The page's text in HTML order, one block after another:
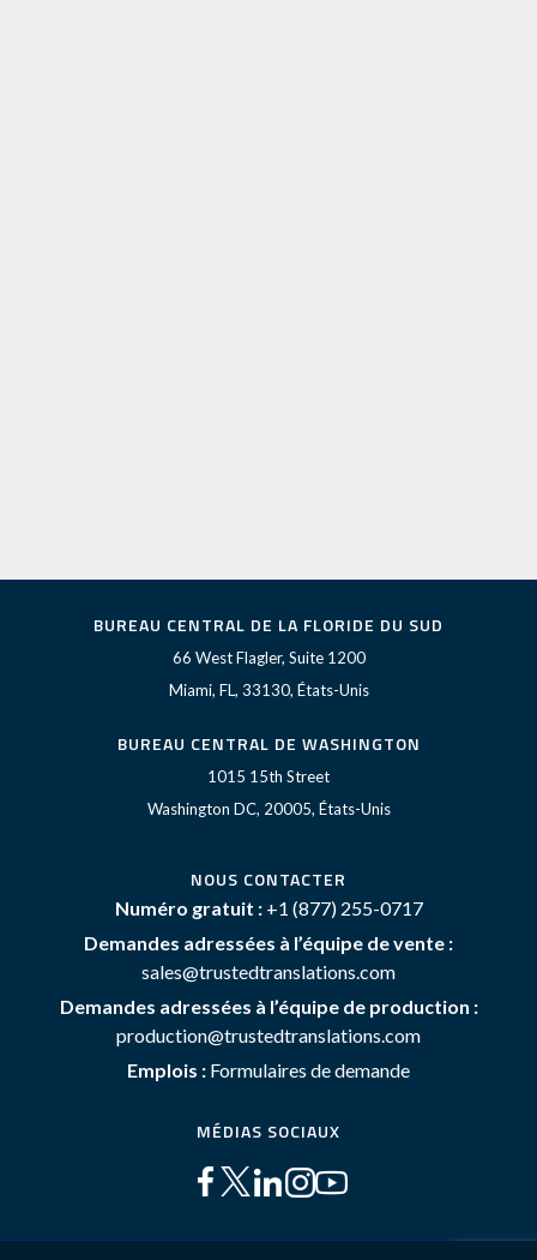
BUREAU CENTRAL DE LA FLORIDE DU SUD
66 West Flagler, Suite 1200
Miami, FL, 33130, États-Unis
BUREAU CENTRAL DE WASHINGTON
1015 15th Street
Washington DC, 20005, États-Unis
NOUS CONTACTER
Numéro gratuit : +1 (877) 255-0717
Demandes adressées à l’équipe de vente :
sales@trustedtranslations.com
Demandes adressées à l’équipe de production :
production@trustedtranslations.com
Emplois : Formulaires de demande
MÉDIAS SOCIAUX